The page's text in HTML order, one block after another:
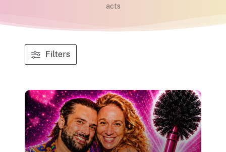
acts
Filters